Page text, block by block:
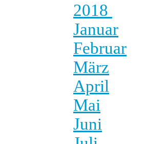
2018
Januar
Februar
März
April
Mai
Juni